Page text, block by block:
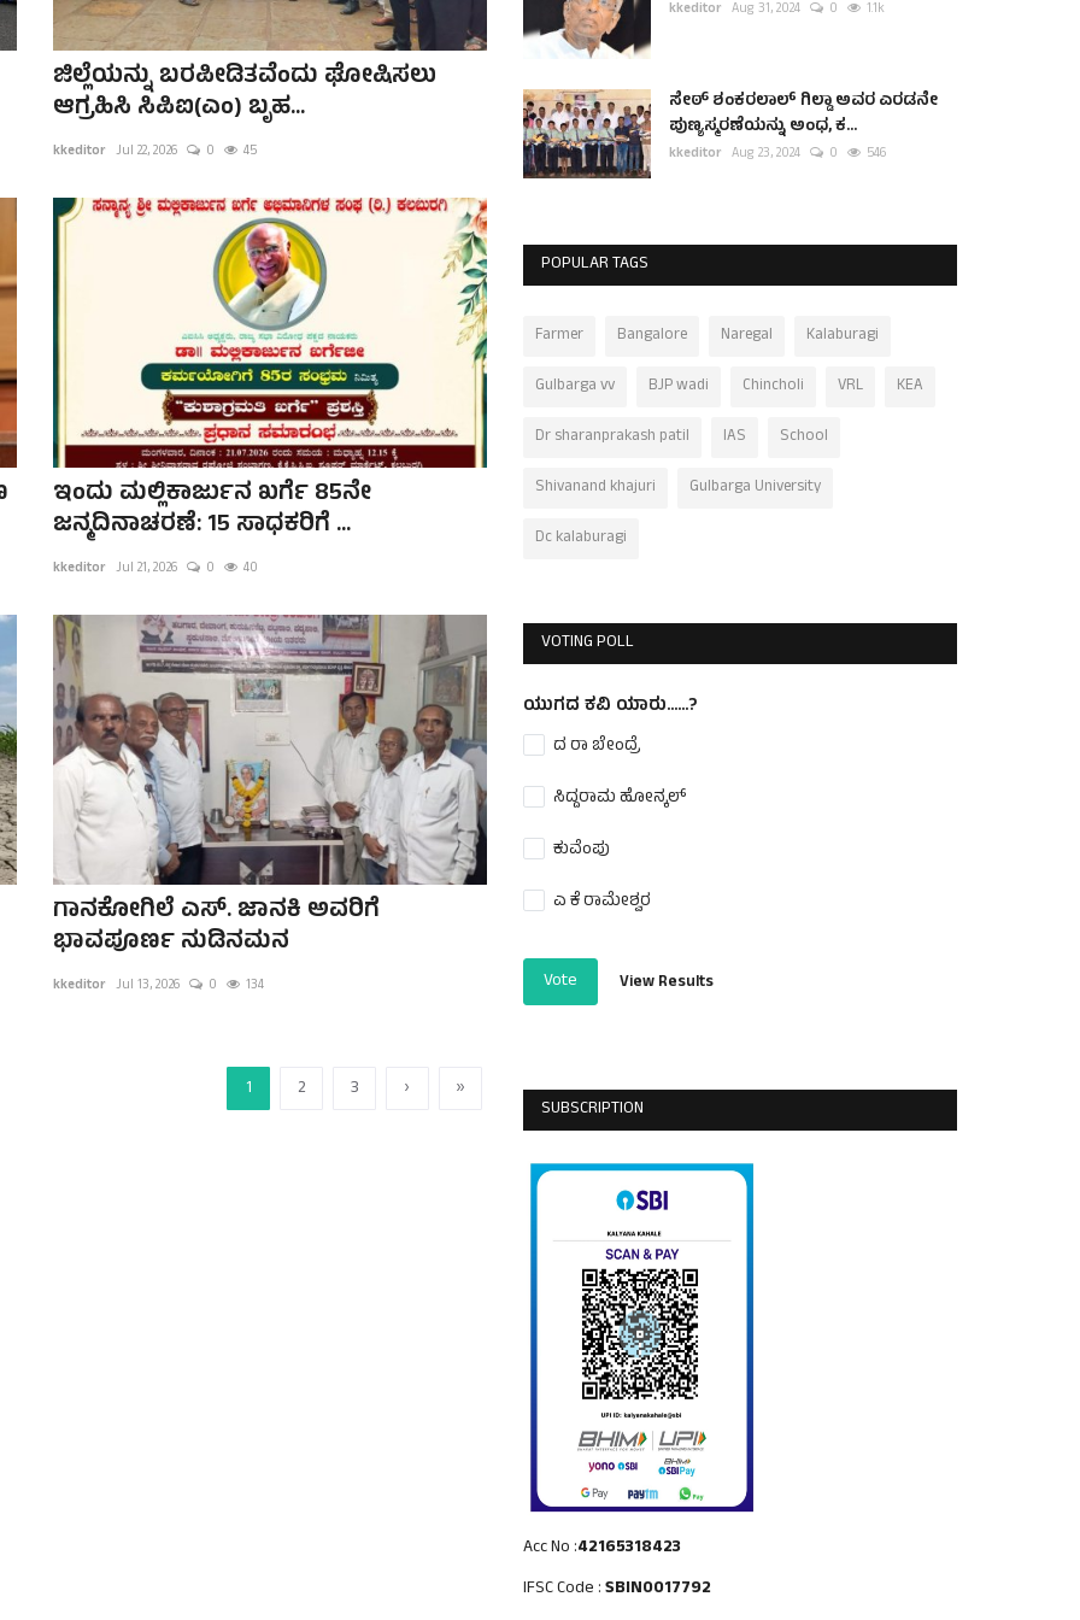
ಜಿಲ್ಲೆಯನ್ನು ಬರಪೀಡಿತವೆಂದು ಘೋಷಿಸಲು
ಆಗ್ರಹಿಸಿ ಸಿಪಿಐ(ಎಂ) ಬೃಹ...
kkeditor Jul 22, 2026 0 45
ಇಂದು ಮಲ್ಲಿಕಾರ್ಜುನ ಖರ್ಗೆ 85ನೇ
ಜನ್ಮದಿನಾಚರಣೆ: 15 ಸಾಧಕರಿಗೆ ...
kkeditor Jul 21, 2026 0 40
ಗಾನಕೋಗಿಲೆ ಎಸ್. ಜಾನಕಿ ಅವರಿಗೆ
ಭಾವಪೂರ್ಣ ನುಡಿನಮನ
kkeditor Jul 13, 2026 0 134
1 2 3 › »
kkeditor Aug 31, 2024 0 1.1k
ಸೇಠ್ ಶಂಕರಲಾಲ್ ಗಿಲ್ಡಾ ಅವರ ಎರಡನೇ
ಪುಣ್ಯಸ್ಮರಣೆಯನ್ನು ಅಂಧ, ಕ...
kkeditor Aug 23, 2024 0 546
POPULAR TAGS
Farmer Bangalore Naregal
Kalaburagi
Gulbarga vv
BJP wadi Chincholi VRL
KEA
Dr sharanprakash patil
IAS
School
Shivanand khajuri
Gulbarga University
Dc kalaburagi
VOTING POLL
ಯುಗದ ಕವಿ ಯಾರು......?
ದ ರಾ ಬೇಂದ್ರೆ
ಸಿದ್ದರಾಮ ಹೋನ್ಕಲ್
ಕುವೆಂಪು
ಎ ಕೆ ರಾಮೇಶ್ವರ
Vote View Results
SUBSCRIPTION
Acc No :42165318423
IFSC Code :SBIN0017792